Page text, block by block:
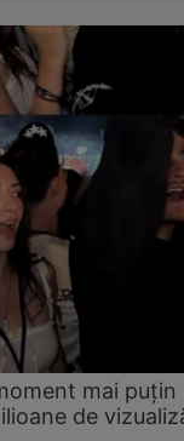
mai puțin
de